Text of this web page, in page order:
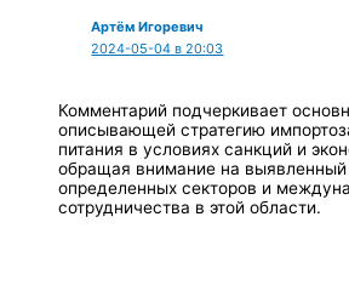
Артём Игоревич
2024-05-04 в 20:03
Комментарий подчеркивает
описывающей стратегию
питания в условиях санкций и
обращая внимание на выявленный
определенных секторов и
сотрудничества в этой области.